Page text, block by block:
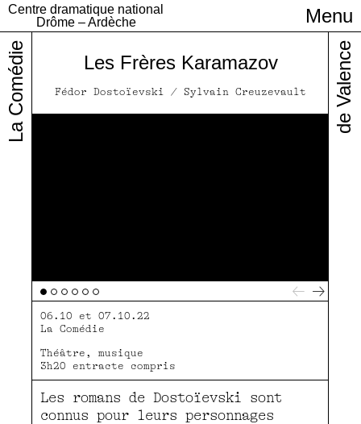
Centre dramatique national
Drôme – Ardèche
Menu
Infos pratiques
Les Frères Karamazov
Fédor Dostoïevski / Sylvain Creuzevault
06.10 et 07.10.22
La Comédie
Théâtre, musique
3h20 entracte compris
Les romans de Dostoïevski sont
connus pour leurs personnages
La Comédie de Valence